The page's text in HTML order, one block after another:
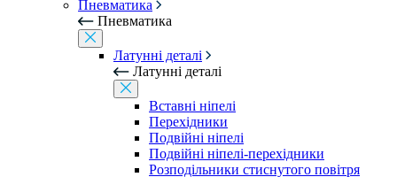
Пневматика
Пневматика
Латунні деталі
Латунні деталі
Вставні ніпелі
Перехідники
Подвійні ніпелі
Подвійні ніпелі-перехідники
Розподільники стиснутого повітря